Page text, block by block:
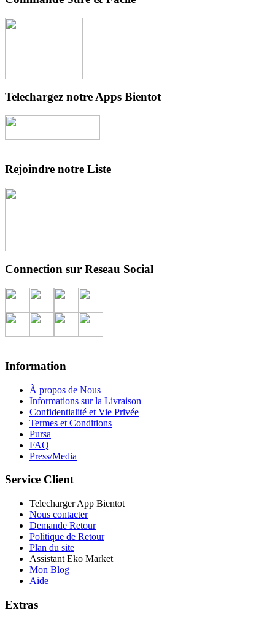
Telechargez notre Apps Bientot
Rejoindre notre Liste
Connection sur Reseau Social
Information
À propos de Nous
Informations sur la Livraison
Confidentialité et Vie Privée
Termes et Conditions
Pursa
FAQ
Press/Media
Service Client
Telecharger App Bientot
Nous contacter
Demande Retour
Politique de Retour
Plan du site
Assistant Eko Market
Mon Blog
Aide
Extras